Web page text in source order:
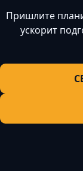
Пришлите
ускорит